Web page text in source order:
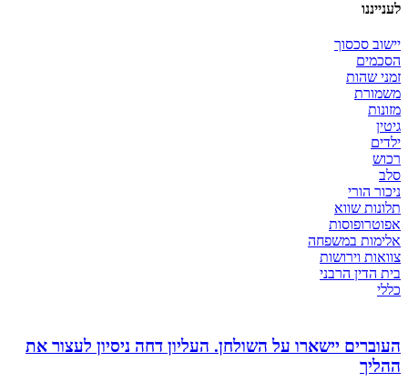
לענייננו
יישוב סכסוך
הסכמים
זמני שהות
משמורת
מזונות
גיטין
ילדים
רכוש
סלב
ניכור הורי
תלונות שווא
אפוטרופוסות
אלימות במשפחה
צוואות וירושות
בית הדין הרבני
כללי
העוברים יישארו על השולחן. העליון דחה ניסיון לעצור את
ההליך